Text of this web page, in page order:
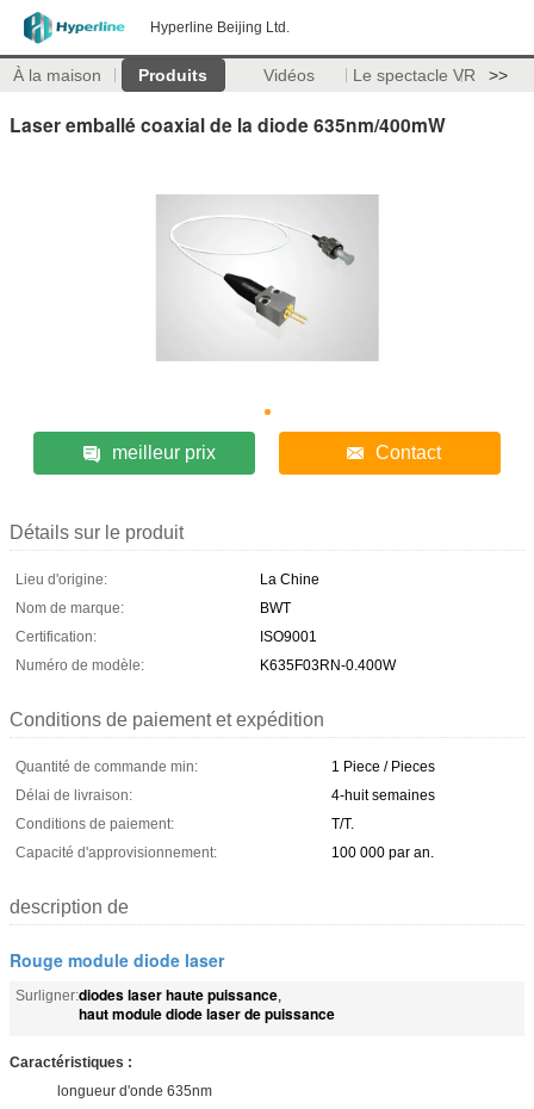
Hyperline Beijing Ltd.
À la maison Produits Vidéos Le spectacle VR >>
Laser emballé coaxial de la diode 635nm/400mW
meilleur prix Contact
Détails sur le produit
Lieu d'origine:
La Chine
Nom de marque:
BWT
Certification:
ISO9001
Numéro de modèle:
K635F03RN-0.400W
Conditions de paiement et expédition
Quantité de commande min:
1 Piece / Pieces
Délai de livraison:
4-huit semaines
Conditions de paiement:
T/T.
Capacité d'approvisionnement:
100 000 par an.
description de
Rouge module diode laser
Surligner:diodes laser haute puissance,
haut module diode laser de puissance
Caractéristiques :
longueur d'onde 635nm